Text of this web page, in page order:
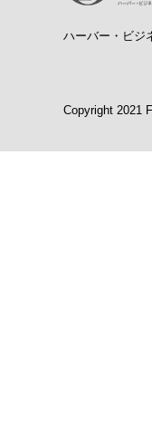
ハーバー・ビジ
Copyright 2021